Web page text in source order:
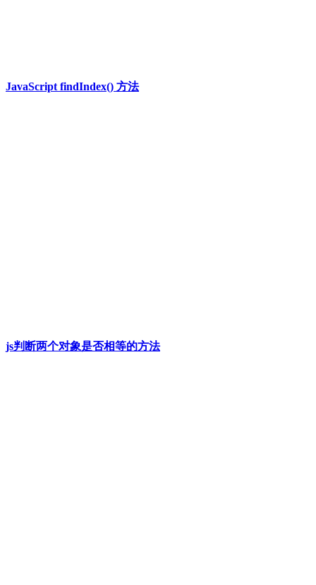
JavaScript findIndex() 方法
js判断两个对象是否相等的方法